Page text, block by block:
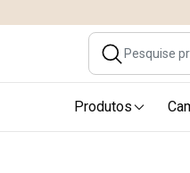
Produtos